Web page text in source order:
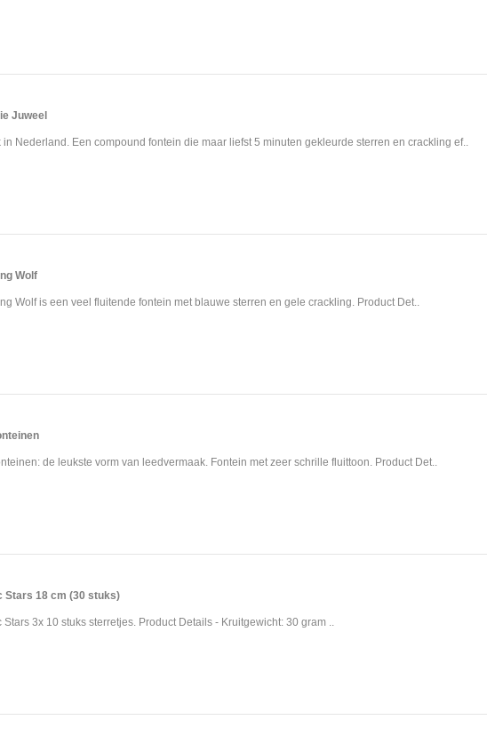
Juweel
in Nederland. Een compound fontein die maar liefst 5 minuten gekleurde sterren en crackling ef..
Wolf
Wolf is een veel fluitende fontein met blauwe sterren en gele crackling. Product Det..
de leukste vorm van leedvermaak. Fontein met zeer schrille fluittoon. Product Det..
Stars 18 cm (30 stuks)
Stars 3x 10 stuks sterretjes. Product Details - Kruitgewicht: 30 gram ..